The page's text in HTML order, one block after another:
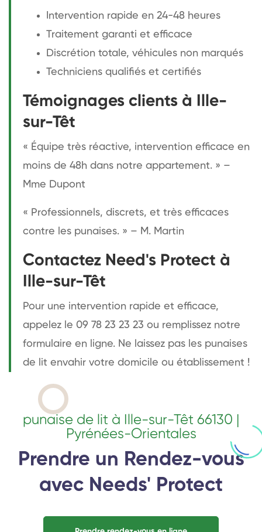
Intervention rapide en 24-48 heures
Traitement garanti et efficace
Discrétion totale, véhicules non marqués
Techniciens qualifiés et certifiés
Témoignages clients à Ille-
sur-Têt
« Équipe très réactive, intervention efficace en
moins de 48h dans notre appartement. » –
Mme Dupont
« Professionnels, discrets, et très efficaces
contre les punaises. » – M. Martin
Contactez Need's Protect à
Ille-sur-Têt
Pour une intervention rapide et efficace,
appelez le 09 78 23 23 23 ou remplissez notre
formulaire en ligne. Ne laissez pas les punaises
de lit envahir votre domicile ou établissement !
punaise de lit à Ille-sur-Têt 66130 |
Pyrénées-Orientales
Prendre un Rendez-vous
avec Needs' Protect